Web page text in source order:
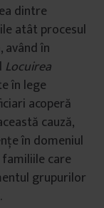
dintre
atât procesul
având în
Locuirea
în lege
acoperă
cauză,
în domeniul
care
grupurilor